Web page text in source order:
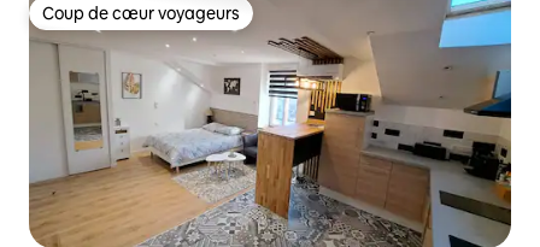
Coup de cœur voyageurs
Coup de cœur voyageurs